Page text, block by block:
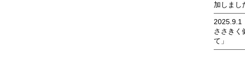
加しまし
2025.9.1
ささきく
て」